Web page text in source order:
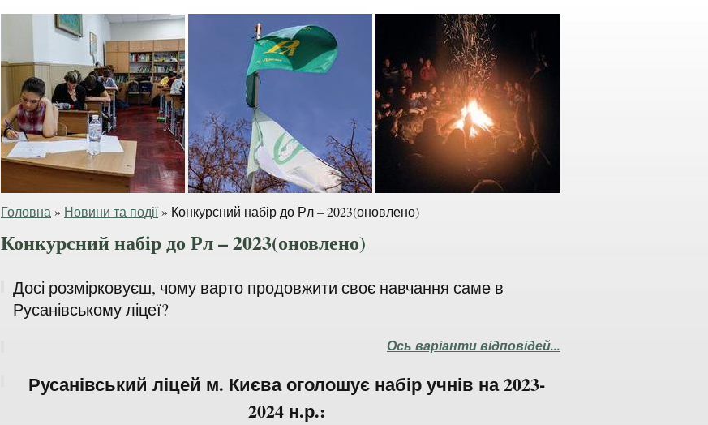
Головна » Новини та події» Конкурсний набір до Рл – 2023(оновлено)
Конкурсний набір до Рл – 2023(оновлено)
Досі розмірковуєш, чому варто продовжити своє навчання саме в
Русанівському ліцеї?
Ось варіанти відповідей...
Русанівський ліцей м. Києва оголошує набір учнів на 2023-
2024 н.р.: